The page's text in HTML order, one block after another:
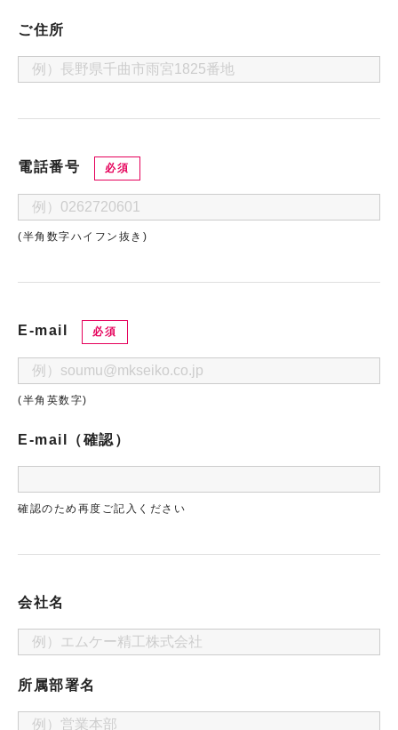
ご住所
電話番号 必須
(半角数字ハイフン抜き)
E-mail 必須
(半角英数字)
E-mail（確認）
確認のため再度ご記入ください
会社名
所属部署名